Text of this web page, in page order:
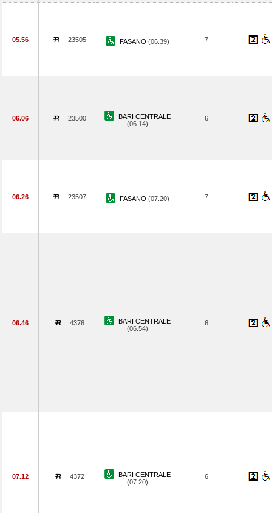
05.56 23505 FASANO (06.39) 7
06.06 23500
BARI CENTRALE
(06.14)
6
06.26 23507 FASANO (07.20) 7
06.46 4376
BARI CENTRALE
(06.54)
6
07.12 4372
BARI CENTRALE
(07.20)
6